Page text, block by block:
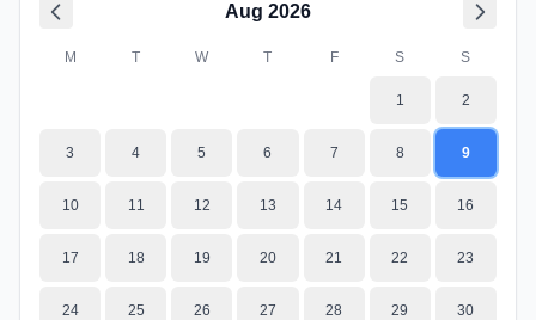
Aug 2026
M T W T F S S
1 2
3 4 5 6 7 8 9
10 11 12 13 14 15 16
17 18 19 20 21 22 23
24 25 26 27 28 29 30